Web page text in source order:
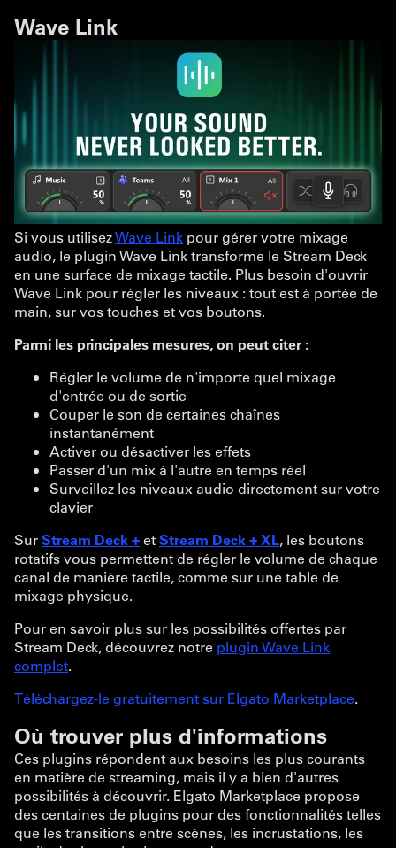
Wave Link
Si vous utilisezWave Link pour gérer votre mixage
audio, le plugin Wave Link transforme le Stream Deck
en une surface de mixage tactile. Plus besoin d'ouvrir
Wave Link pour régler les niveaux : tout est à portée de
main, sur vos touches et vos boutons.
Parmi les principales mesures, on peut citer :
Régler le volume de n'importe quel mixage
d'entrée ou de sortie
Couper le son de certaines chaînes
instantanément
Activer ou désactiver les effets
Passer d'un mix à l'autre en temps réel
Surveillez les niveaux audio directement sur votre
clavier
SurStream Deck +etStream Deck + XL, les boutons
rotatifs vous permettent de régler le volume de chaque
canal de manière tactile, comme sur une table de
mixage physique.
Pour en savoir plus sur les possibilités offertes par
Stream Deck, découvrez notre plugin Wave Link
complet.
Téléchargez-le gratuitement sur Elgato Marketplace.
Où trouver plus d'informations
Ces plugins répondent aux besoins les plus courants
en matière de streaming, mais il y a bien d'autres
possibilités à découvrir. Elgato Marketplace propose
des centaines de plugins pour des fonctionnalités telles
que les transitions entre scènes, les incrustations, les